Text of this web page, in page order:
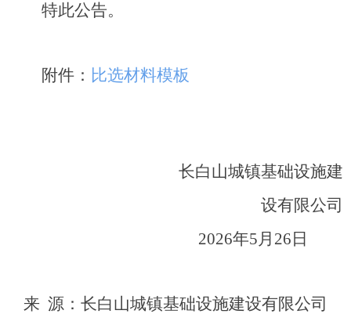
特此公告。
附件： 比选材料模板
长白山城镇基础设施建
设有限公司
2026年5月 26 日
来 源：长白山城镇基础设施建设有限公司